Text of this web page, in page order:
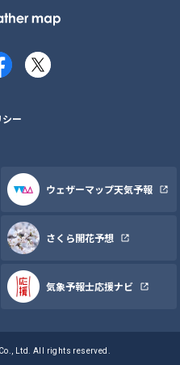
Facebook
X
ー
ウェザーマップ天気予報
さくら開花予想
気象予報士応援ナビ
Ltd. All rights reserved.